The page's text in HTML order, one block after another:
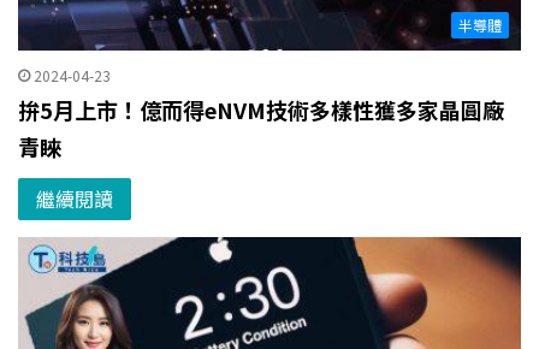
半導體
2024-04-23
拚5月上市！億而得eNVM技術多樣性獲多家晶圓廠
青睞
繼續閱讀